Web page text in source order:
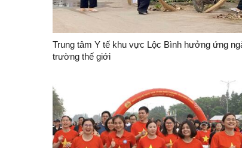
Trung tâm Y tế khu vực Lộc Bình hưởng ứng
trường thế giới